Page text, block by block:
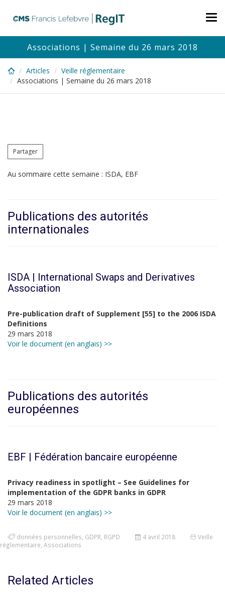
content
Associations | Semaine du 26 mars 2018
Articles
Veille réglementaire
Associations | Semaine du 26 mars 2018
Partager
Au sommaire cette semaine : ISDA, EBF
Publications des autorités
internationales
ISDA | International Swaps and Derivatives
Association
Pre-publication draft of Supplement [55] to the 2006 ISDA
Definitions
29 mars 2018
Voir le document (en anglais) >>
Publications des autorités
européennes
EBF | Fédération bancaire européenne
Privacy readiness in spotlight – See Guidelines for
implementation of the GDPR banks in GDPR
29 mars 2018
Voir le document (en anglais) >>
données personnelles GDPR RGPD 4 avril 2018
Veille
réglementaire Associations
Related Articles